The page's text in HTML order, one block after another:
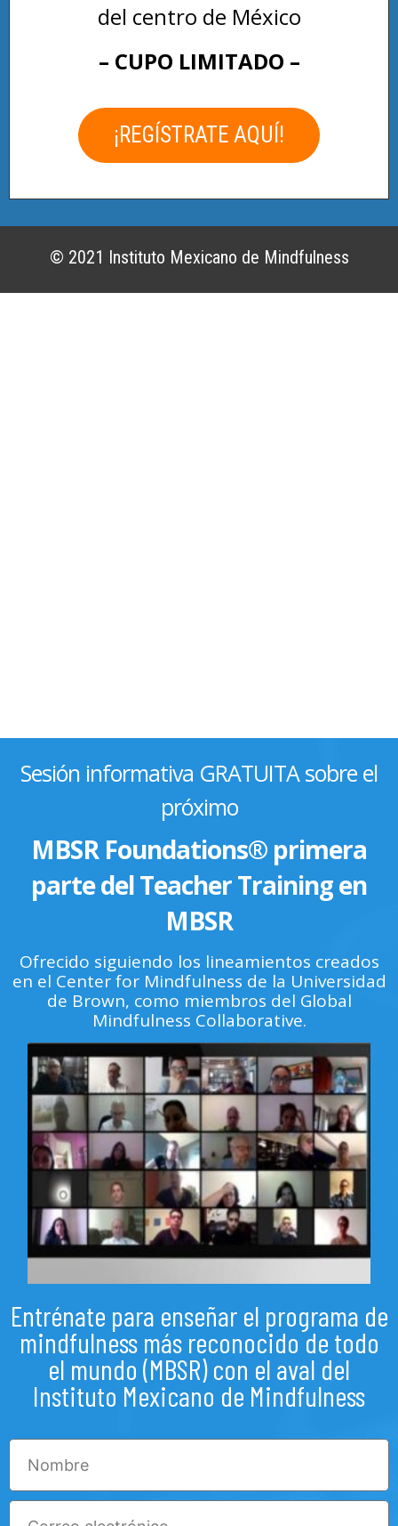
del centro de México
– CUPO LIMITADO –
¡REGÍSTRATE AQUÍ!
© 2021 Instituto Mexicano de Mindfulness
Sesión informativa GRATUITA sobre el
próximo
MBSR Foundations® primera
parte del Teacher Training en
MBSR
Ofrecido siguiendo los lineamientos creados
en el Center for Mindfulness de la Universidad
de Brown, como miembros del Global
Mindfulness Collaborative.
Entrénate para enseñar el programa de
mindfulness más reconocido de todo
el mundo (MBSR) con el aval del
Instituto Mexicano de Mindfulness